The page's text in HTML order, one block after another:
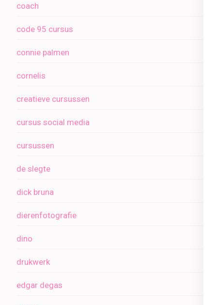
coach
code 95 cursus
connie palmen
cornelis
creatieve cursussen
cursus social media
cursussen
de slegte
dick bruna
dierenfotografie
dino
drukwerk
edgar degas